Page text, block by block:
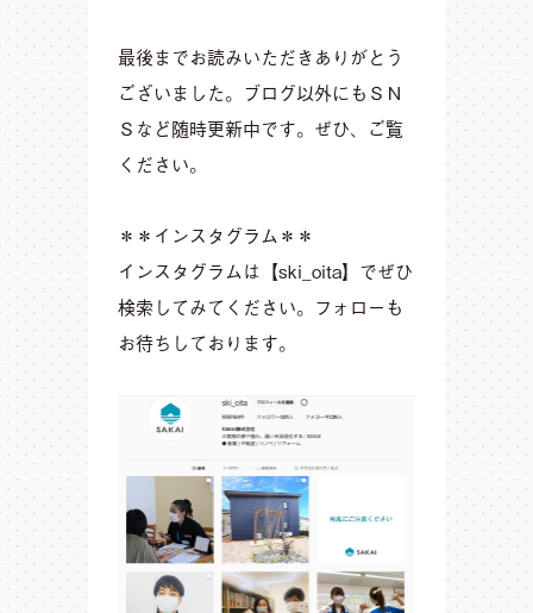
最後までお読みいただきありがとう
ございました。ブログ以外にもＳＮ
Ｓなど随時更新中です。ぜひ、ご覧
ください。
＊＊インスタグラム＊＊
インスタグラムは【ski_oita】でぜひ
検索してみてください。フォローも
お待ちしております。